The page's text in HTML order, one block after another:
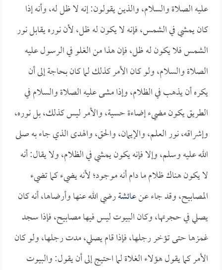
عليه الصلاة والسلام، والذين يقولون: إنه لا ظل له، وأنه إذا
كان يمشي في الشمس، فإنه لا يكون له ظل، لأن نوره يقابل نور
الشمس فلا يكون له ظل، فإن هذا من الغلو في الرسول عليه
الصلاة والسلام، ولو كان الأمر كذلك لما كان بحاجة إلى أن
يكره أن يذهب في الظلام، وإذا مشى عليه الصلاة والسلام في
الطريق يكون مضيء إضاءة حسية، والأمر ليس كذلك، بل نوره،
وإشراقه، نور العلم، والإيمان، والحق، والهدى الذي جاء به صلى
الله عليه وسلم، وإلا فإنه يكون يمشي في الظلام، ولا يقال: أنه
لا يكون هناك ظلام ما دام أنه موجود؛ لأنه يضيء كما تضيء
المصابيح، وقد جاء عنعائشةرضي الله عنها وأرضاها، أنه كان
يصلي في حجرتها، وكان البيوت ليس فيها مصابيح، فإذا سجد
غمزها حتى تؤخر رجلها، فإذا قام يصلي، مدت رجلها، ولو كان
الأمر كما يقول هؤلاء الغلاة لما احتيج إلى أن يقول: والبيوت